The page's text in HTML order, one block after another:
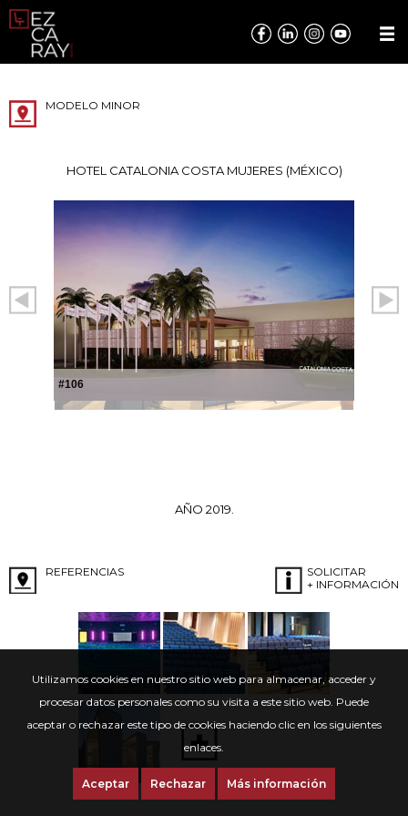
Utilizamos cookies en nuestro sitio web para almacenar, acceder y
procesar datos personales como su visita a este sitio web. Puede
aceptar o rechazar este tipo de cookies haciendo clic en los siguientes
enlaces.
Aceptar Rechazar Más información
MODELO MINOR
HOTEL CATALONIA COSTA MUJERES (MÉXICO)
#106
AÑO 2019.
REFERENCIAS
SOLICITAR
+ INFORMACIÓN